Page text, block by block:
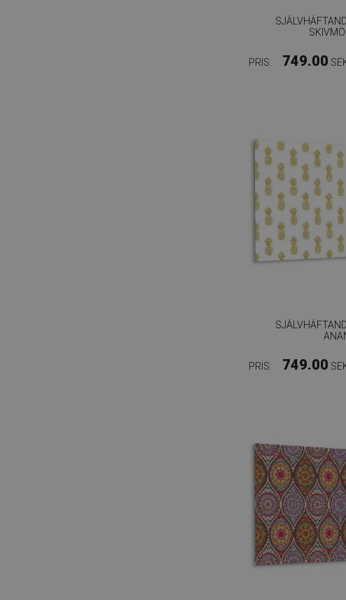
PRIS: 749.00
PRIS: 749.00